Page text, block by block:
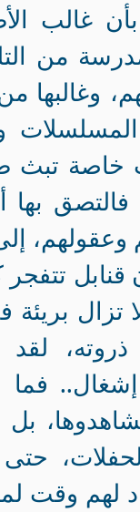
غالب
المسلسلات
خاصة
فالتصق
وعقولهم،
قنابل
تزال بريئة
فما
بل
لهم وقت